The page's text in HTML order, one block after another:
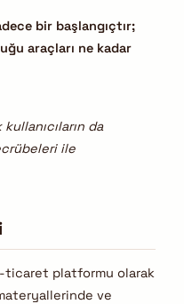
bir başlangıçtır;
araçları ne kadar
da
ile
ticaret platformu olarak
ve